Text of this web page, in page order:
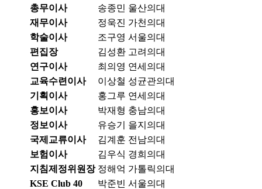
총무이사
송종민 울산의대
재무이사
정욱진 가천의대
학술이사
조구영 서울의대
편집장
김성환 고려의대
연구이사
최의영 연세의대
교육수련이사
이상철 성균관의대
기획이사
홍그루 연세의대
홍보이사
박재형 충남의대
정보이사
유승기
을지의대
국제교류이사
김계훈 전남의대
보험이사
김우식 경희의대
지침제정위원장 정해억 가톨릭의대
KSE Club 40
박준빈 서울의대